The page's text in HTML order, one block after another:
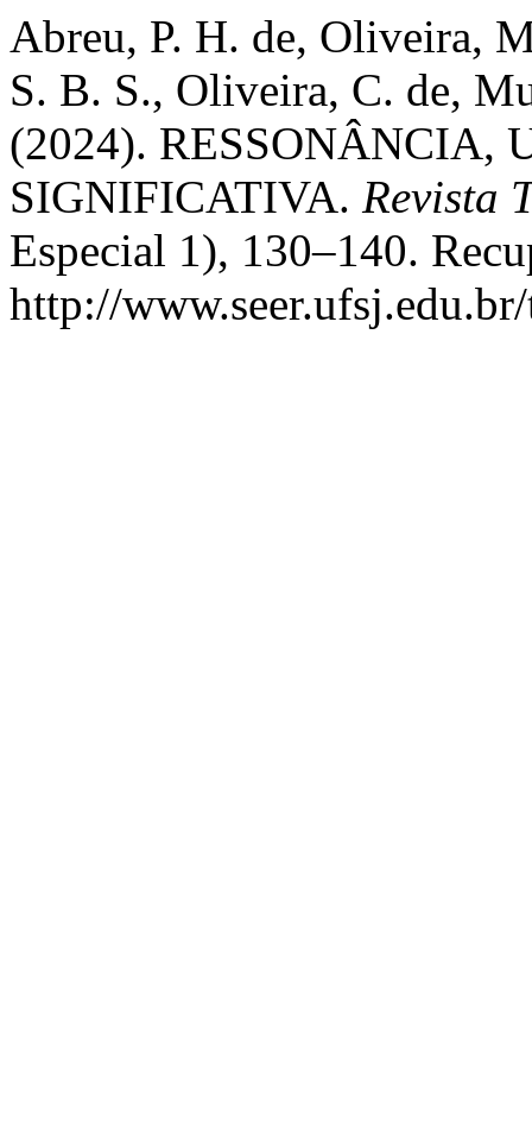
Abreu, P. H. de, Oliveira,
S. B. S., Oliveira, C. de,
(2024). RESSONÂNCIA,
SIGNIFICATIVA. Revista
Especial 1), 130–140.
http://